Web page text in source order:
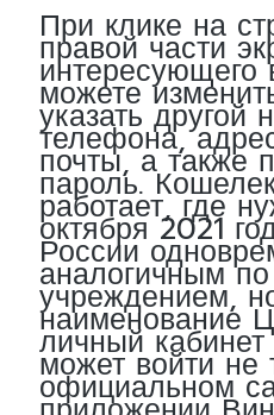
При клике на
правой части
интересующего
можете
указать другой
телефона,
почты, а также
пароль.
работает, где
октября 2021
России
аналогичным
учреждением,
наименование
личный
может войти не
официальном